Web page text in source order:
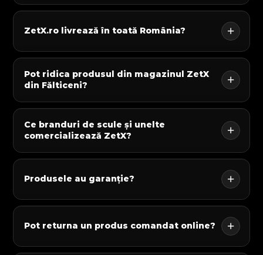
ZetX.ro livrează în toată România?
Pot ridica produsul din magazinul ZetX
din Fălticeni?
Ce branduri de scule și unelte
comercializează ZetX?
Produsele au garanție?
Pot returna un produs comandat online?